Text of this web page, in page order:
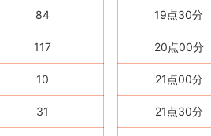
84
117
10
31
19点30分
20点00分
21点00分
21点30分